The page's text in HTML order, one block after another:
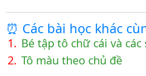
⏰ Các bài học khác
1. Bé tập tô chữ cái và các
2. Tô màu theo chủ đề